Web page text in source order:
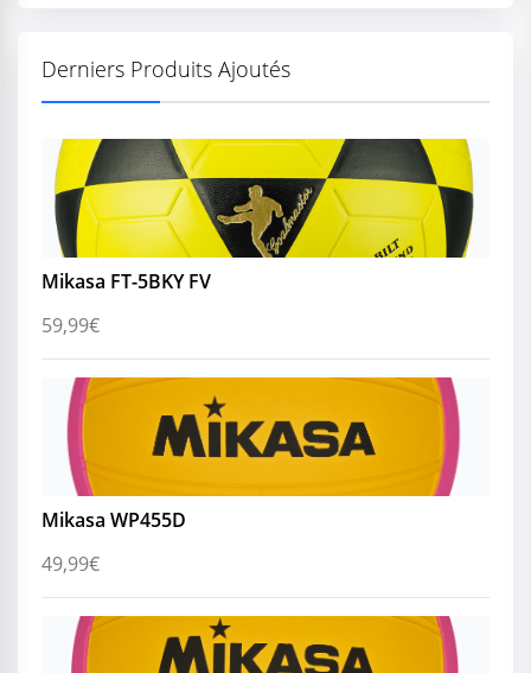
Derniers Produits Ajoutés
Mikasa FT-5BKY FV
59,99€
Mikasa WP455D
49,99€